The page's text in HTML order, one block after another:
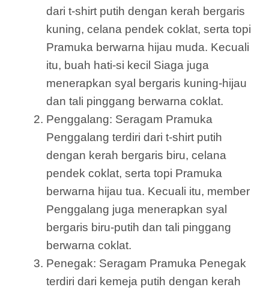
dari t-shirt putih dengan kerah bergaris
kuning, celana pendek coklat, serta topi
Pramuka berwarna hijau muda. Kecuali
itu, buah hati-si kecil Siaga juga
menerapkan syal bergaris kuning-hijau
dan tali pinggang berwarna coklat.
Penggalang: Seragam Pramuka
Penggalang terdiri dari t-shirt putih
dengan kerah bergaris biru, celana
pendek coklat, serta topi Pramuka
berwarna hijau tua. Kecuali itu, member
Penggalang juga menerapkan syal
bergaris biru-putih dan tali pinggang
berwarna coklat.
Penegak: Seragam Pramuka Penegak
terdiri dari kemeja putih dengan kerah